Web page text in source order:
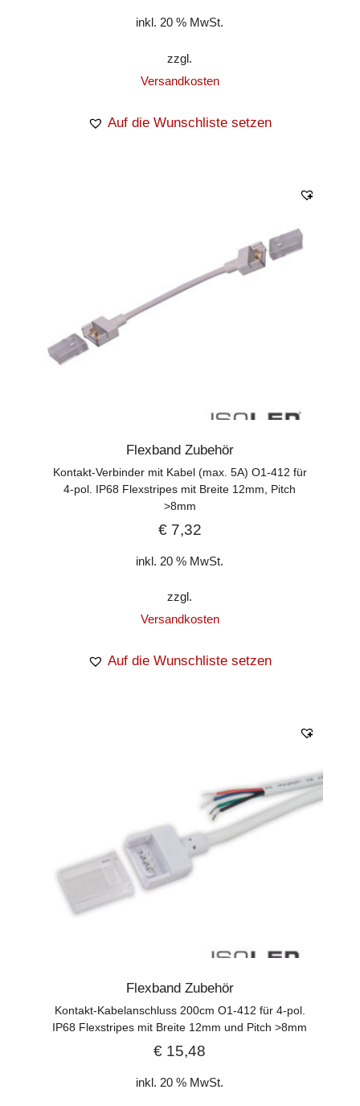
inkl. 20 % MwSt.
zzgl.
Versandkosten
Auf die Wunschliste setzen
Flexband Zubehör
Kontakt-Verbinder mit Kabel (max. 5A) O1-412 für
4-pol. IP68 Flexstripes mit Breite 12mm, Pitch
>8mm
€7,32
inkl. 20 % MwSt.
zzgl.
Versandkosten
Auf die Wunschliste setzen
Flexband Zubehör
Kontakt-Kabelanschluss 200cm O1-412 für 4-pol.
IP68 Flexstripes mit Breite 12mm und Pitch >8mm
€ 15,48
inkl. 20 % MwSt.